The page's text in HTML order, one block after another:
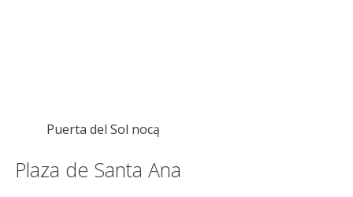
Puerta del Sol nocą
Plaza de Santa Ana